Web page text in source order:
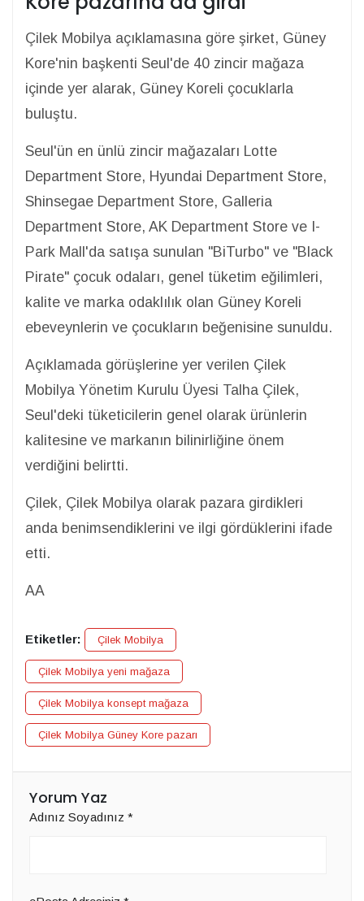
Çilek Mobilya açıklamasına göre şirket, Güney
Kore'nin başkenti Seul'de 40 zincir mağaza
içinde yer alarak, Güney Koreli çocuklarla
buluştu.
Seul'ün en ünlü zincir mağazaları Lotte
Department Store, Hyundai Department Store,
Shinsegae Department Store, Galleria
Department Store, AK Department Store ve I-
Park Mall'da satışa sunulan "BiTurbo" ve "Black
Pirate" çocuk odaları, genel tüketim eğilimleri,
kalite ve marka odaklılık olan Güney Koreli
ebeveynlerin ve çocukların beğenisine sunuldu.
Açıklamada görüşlerine yer verilen Çilek
Mobilya Yönetim Kurulu Üyesi Talha Çilek,
Seul'deki tüketicilerin genel olarak ürünlerin
kalitesine ve markanın bilinirliğine önem
verdiğini belirtti.
Çilek, Çilek Mobilya olarak pazara girdikleri
anda benimsendiklerini ve ilgi gördüklerini ifade
etti.
AA
Etiketler: Çilek Mobilya
Çilek Mobilya yeni mağaza
Çilek Mobilya konsept mağaza
Çilek Mobilya Güney Kore pazarı
Yorum Yaz
Adınız Soyadınız *